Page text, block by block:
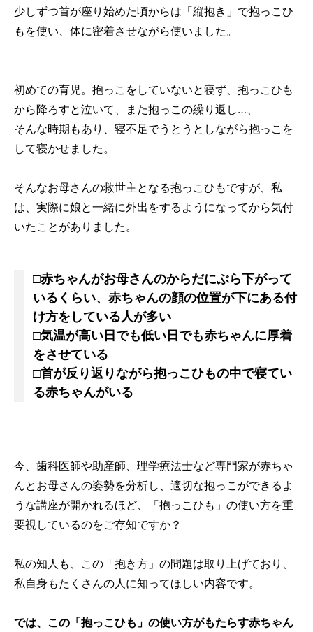
少しずつ首が座り始めた頃からは「縦抱き」で抱っこひ
もを使い、体に密着させながら使いました。
初めての育児。抱っこをしていないと寝ず、抱っこひも
から降ろすと泣いて、また抱っこの繰り返し…、
そんな時期もあり、寝不足でうとうとしながら抱っこを
して寝かせました。
そんなお母さんの救世主となる抱っこひもですが、私
は、実際に娘と一緒に外出をするようになってから気付
いたことがありました。
□赤ちゃんがお母さんのからだにぶら下がって
いるくらい、赤ちゃんの顔の位置が下にある付
け方をしている人が多い
□気温が高い日でも低い日でも赤ちゃんに厚着
をさせている
□首が反り返りながら抱っこひもの中で寝てい
る赤ちゃんがいる
今、歯科医師や助産師、理学療法士など専門家が赤ちゃ
んとお母さんの姿勢を分析し、適切な抱っこができるよ
うな講座が開かれるほど、「抱っこひも」の使い方を重
要視しているのをご存知ですか？
私の知人も、この「抱き方」の問題は取り上げており、
私自身もたくさんの人に知ってほしい内容です。
では、この「抱っこひも」の使い方がもたらす赤ちゃん